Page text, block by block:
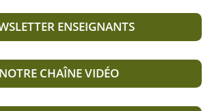
ENSEIGNANTS
NOTRE CHAÎNE VIDÉO